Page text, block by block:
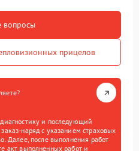
прицелов
и последующий
наряд с указанием страховых
Далее, после выполнения работ
акт выполненных работ и